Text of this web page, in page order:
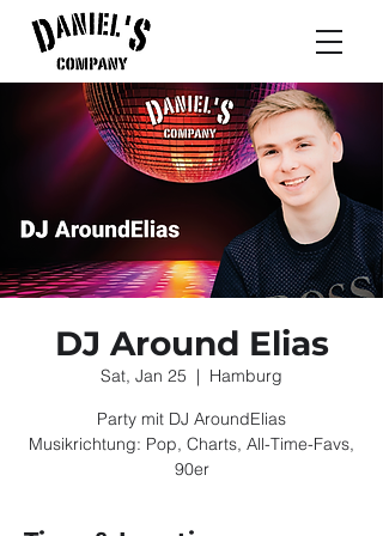
DJ Around Elias
Sat, Jan 25
  |
Hamburg
Party mit DJ AroundElias
Musikrichtung: Pop, Charts, All-Time-Favs,
90er